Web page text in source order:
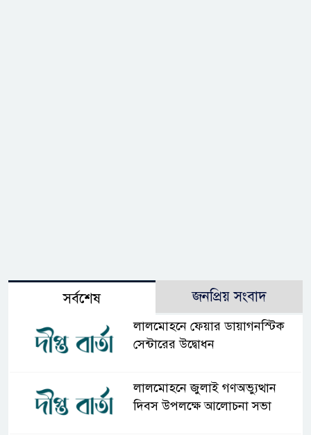
সর্বশেষ জনপ্রিয় সংবাদ
লালমোহনে ফেয়ার ডায়াগনস্টিক
সেন্টারের উদ্বোধন
লালমোহনে জুলাই গণঅভ্যুত্থান
দিবস উপলক্ষে আলোচনা সভা